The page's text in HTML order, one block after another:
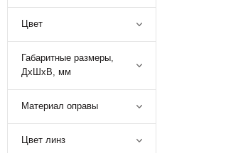
Цвет
Габаритные размеры,
ДхШхВ, мм
Материал оправы
Цвет линз